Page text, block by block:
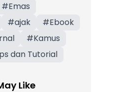
#Emas
#ajak #Ebook
#Kamus
dan Tutorial
Like